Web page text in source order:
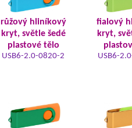
růžový hliníkový
kryt, světle šedé
plastové tělo
USB6-2.0-0820-2
fialový
kryt,
USB6-